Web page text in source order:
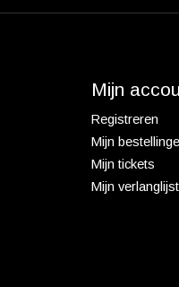
Mijn
Registreren
Mijn
Mijn tickets
Mijn verlanglijst